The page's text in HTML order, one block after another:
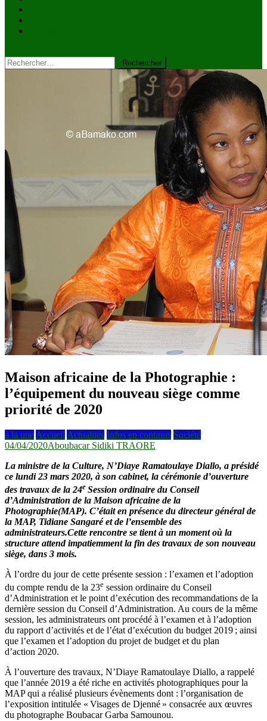
Rechercher :
Maison africaine de la Photographie :
l’équipement du nouveau siège comme
priorité de 2020
à la une Accueil Actualités Infos en continus Société
04/04/2020Aboubacar Sidiki TRAORE
La ministre de la Culture, N’Diaye Ramatoulaye Diallo, a présidé
ce lundi 23 mars 2020, à son cabinet, la cérémonie d’ouverture
des travaux de la 24e Session ordinaire du Conseil
d’Administration de la Maison africaine de la
Photographie(MAP). C’était en présence du directeur général de
la MAP, Tidiane Sangaré et de l’ensemble des
administrateurs.Cette rencontre se tient à un moment où la
structure attend impatiemment la fin des travaux de son nouveau
siège, dans 3 mois.
À l’ordre du jour de cette présente session : l’examen et l’adoption
du compte rendu de la 23e session ordinaire du Conseil
d’Administration et le point d’exécution des recommandations de la
dernière session du Conseil d’Administration. Au cours de la même
session, les administrateurs ont procédé à l’examen et à l’adoption
du rapport d’activités et de l’état d’exécution du budget 2019 ; ainsi
que l’examen et l’adoption du projet de budget et du plan
d’action 2020.
À l’ouverture des travaux, N’Diaye Ramatoulaye Diallo, a rappelé
que l’année 2019 a été riche en activités photographiques pour la
MAP qui a réalisé plusieurs évènements dont : l’organisation de
l’exposition intitulée « Visages de Djenné » consacrée aux œuvres
du photographe Boubacar Garba Samounou.